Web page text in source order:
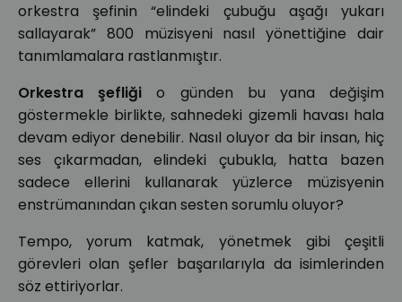
orkestra şefinin “elindeki çubuğu aşağı yukarı
sallayarak” 800 müzisyeni nasıl yönettiğine dair
tanımlamalara rastlanmıştır.
Orkestra şefliği o günden bu yana değişim
göstermekle birlikte, sahnedeki gizemli havası hala
devam ediyor denebilir. Nasıl oluyor da bir insan, hiç
ses çıkarmadan, elindeki çubukla, hatta bazen
sadece ellerini kullanarak yüzlerce müzisyenin
enstrümanından çıkan sesten sorumlu oluyor?
Tempo, yorum katmak, yönetmek gibi çeşitli
görevleri olan şefler başarılarıyla da isimlerinden
söz ettiriyorlar.